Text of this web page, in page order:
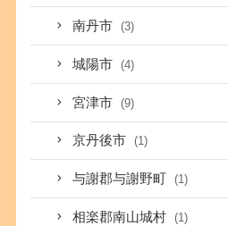
南丹市 (3)
城陽市 (4)
宮津市 (9)
京丹後市 (1)
与謝郡与謝野町 (1)
相楽郡南山城村 (1)